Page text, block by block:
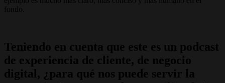
fondo.
Teniendo en cuenta que este es un podcast
de experiencia de cliente, de negocio
digital, ¿para qué nos puede servir la